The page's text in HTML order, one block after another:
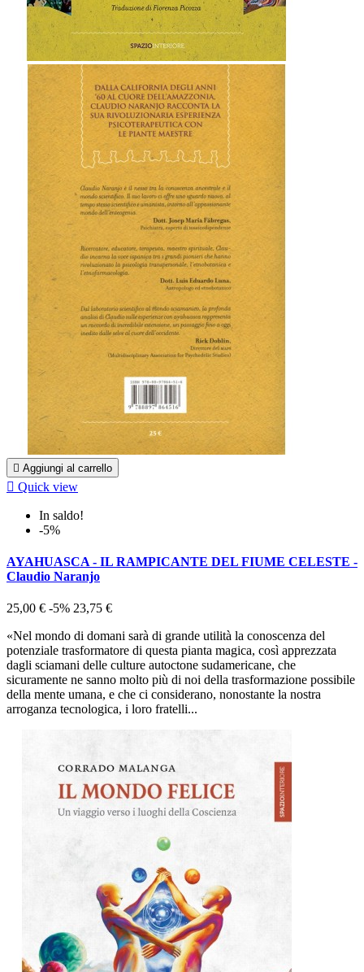
 Aggiungi al carrello
 Quick view
In saldo!
-5%
AYAHUASCA - IL RAMPICANTE DEL FIUME CELESTE -
Claudio Naranjo
25,00 € -5% 23,75 €
«Nel mondo di domani sarà di grande utilità la conoscenza del
potenziale trasformatore di questa pianta magica, così apprezzata
dagli sciamani delle culture autoctone sudamericane, che
sicuramente ne sanno molto più di noi della trasformazione possibile
della mente umana, e che ci considerano, nonostante la nostra
arroganza tecnologica, i loro fratelli...